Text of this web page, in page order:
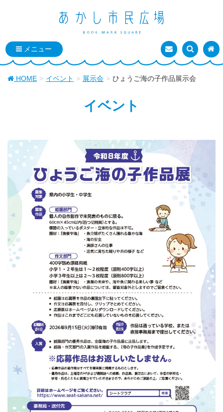
お問い合わせ
検索を表
ト
HOME イベント 展示会 ひょうご海の子作品展示会
イベント